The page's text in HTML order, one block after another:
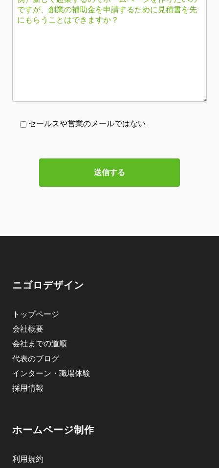
セールスや営業のメールではない
ニゴロデザイン
トップページ
会社概要
会社までの道順
代表のブログ
インターン・職場体験
採用情報
ホームページ制作
利用規約